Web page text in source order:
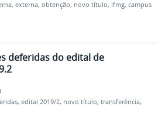
, externa, obtenção, novo título, ifmg, campus
deferidas do edital de
, edital 2019/2, novo título, transferência,